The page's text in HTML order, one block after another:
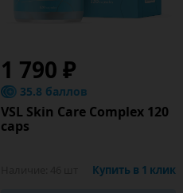
1 790 ₽
35.8 баллов
VSL Skin Care Complex 120
caps
Купить в 1 клик